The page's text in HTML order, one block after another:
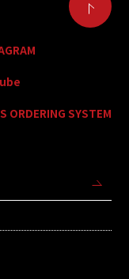
ORDERING SYSTEM